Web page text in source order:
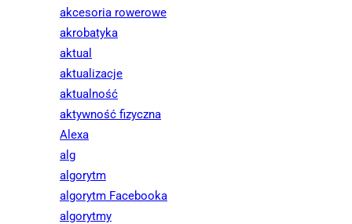
akcesoria rowerowe
akrobatyka
aktual
aktualizacje
aktualność
aktywność fizyczna
Alexa
alg
algorytm
algorytm Facebooka
algorytmy